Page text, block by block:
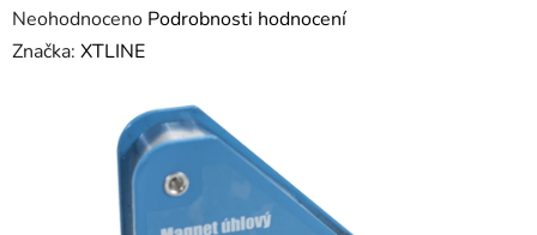
Průměrné
hodnocení
Neohodnoceno Podrobnosti hodnocení
Značka: XTLINE